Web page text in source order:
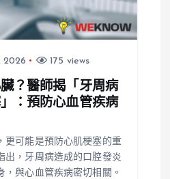
2026 175 views
？醫師揭「牙周病
：預防心血管疾病
更可能是預防心肌梗塞的重
出，牙周病造成的口腔發炎
，與心血管疾病密切相關。